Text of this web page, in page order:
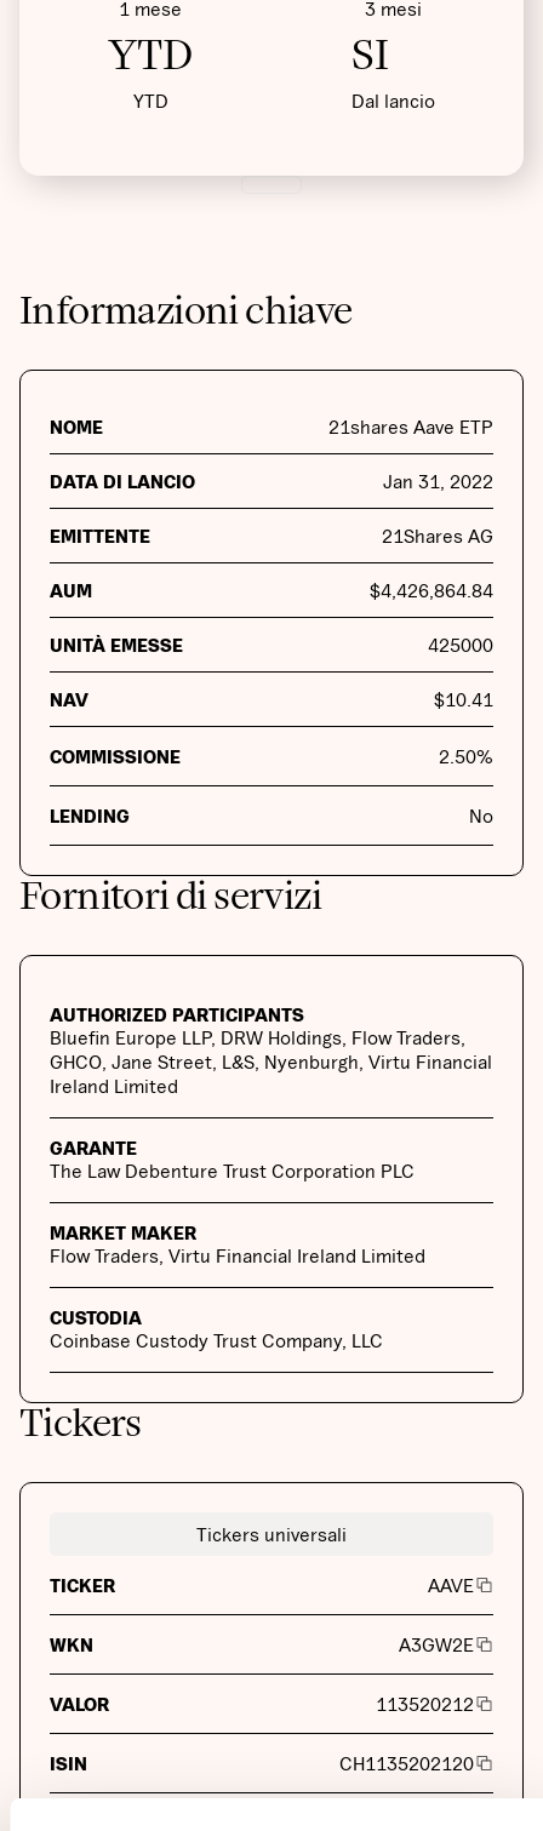
1 mese 3 mesi
YTD
YTD
SI
Dal lancio
Informazioni chiave
NOME 21shares Aave ETP
DATA DI LANCIO Jan 31, 2022
EMITTENTE 21Shares AG
AUM $4,426,864.84
UNITÀ EMESSE 425000
NAV $10.41
COMMISSIONE 2.50%
LENDING No
Fornitori di servizi
AUTHORIZED PARTICIPANTS
Bluefin Europe LLP, DRW Holdings, Flow Traders,
GHCO, Jane Street, L&S, Nyenburgh, Virtu Financial
Ireland Limited
GARANTE
The Law Debenture Trust Corporation PLC
MARKET MAKER
Flow Traders, Virtu Financial Ireland Limited
CUSTODIA
Coinbase Custody Trust Company, LLC
Tickers
Tickers universali
TICKER AAVE
WKN A3GW2E
VALOR 113520212
ISIN CH1135202120